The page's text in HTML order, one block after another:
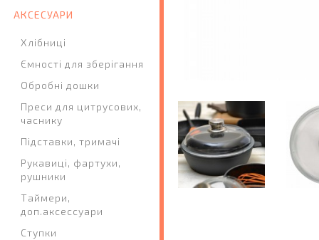
АКСЕСУАРИ
Хлібниці
Ємності для зберігання
Обробні дошки
Преси для цитрусових,
часнику
Підставки, тримачі
Рукавиці, фартухи,
рушники
Таймери,
доп.аксессуари
Ступки